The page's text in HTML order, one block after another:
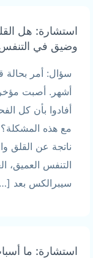
استشارة: هل
وضيق في
سؤال: أمر بحالة
أشهر. أصبت
أفادوا بأن كل
مع هذه المشكلة؟
ناتجة عن القلق
التنفس العميق،
سيبرالكس بعد
استشارة: ما